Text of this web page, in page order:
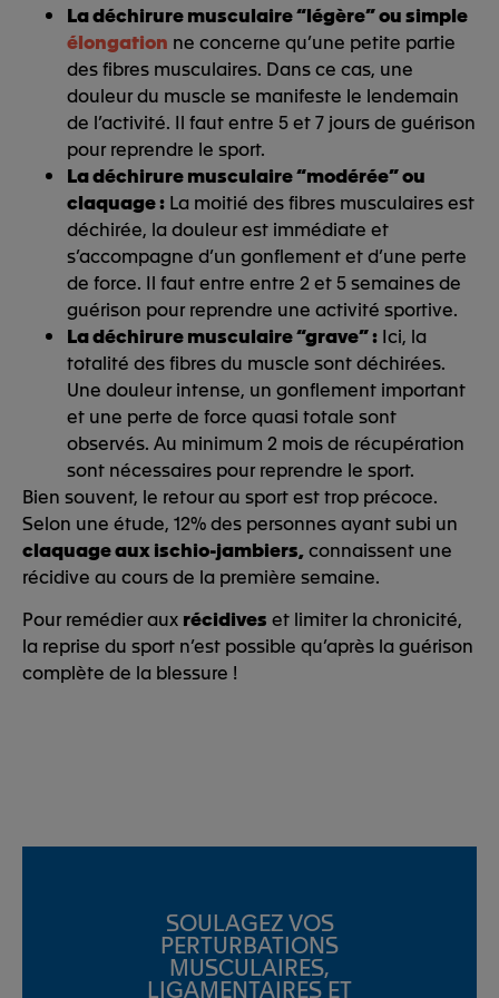
La déchirure musculaire “légère” ou simple
élongation ne concerne qu’une petite partie
des fibres musculaires. Dans ce cas, une
douleur du muscle se manifeste le lendemain
de l’activité. Il faut entre 5 et 7 jours de guérison
pour reprendre le sport.
La déchirure musculaire “modérée” ou
claquage : La moitié des fibres musculaires est
déchirée, la douleur est immédiate et
s’accompagne d’un gonflement et d’une perte
de force. Il faut entre entre 2 et 5 semaines de
guérison pour reprendre une activité sportive.
La déchirure musculaire “grave” : Ici, la
totalité des fibres du muscle sont déchirées.
Une douleur intense, un gonflement important
et une perte de force quasi totale sont
observés. Au minimum 2 mois de récupération
sont nécessaires pour reprendre le sport.
Bien souvent, le retour au sport est trop précoce.
Selon une étude, 12% des personnes ayant subi un
claquage aux ischio-jambiers,connaissent une
récidive au cours de la première semaine.
Pour remédier aux récidives et limiter la chronicité,
la reprise du sport n’est possible qu’après la guérison
complète de la blessure !
SOULAGEZ VOS
PERTURBATIONS
MUSCULAIRES,
LIGAMENTAIRES ET